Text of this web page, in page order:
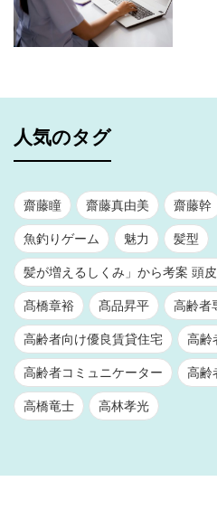
人気のタグ
齋藤瞳 齋藤真由美 齋藤幹
魚釣りゲーム 魅力 髪型
髪が増えるしくみ」から考案 頭
髙橋章裕 髙品昇平 高齢者
高齢者向け優良賃貸住宅 高齢
高齢者コミュニケーター 高齢
高橋竜士 高林孝光